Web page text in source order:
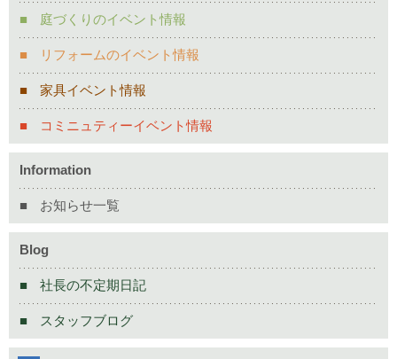
庭づくりのイベント情報
リフォームのイベント情報
家具イベント情報
コミニュティーイベント情報
Information
お知らせ一覧
Blog
社長の不定期日記
スタッフブログ